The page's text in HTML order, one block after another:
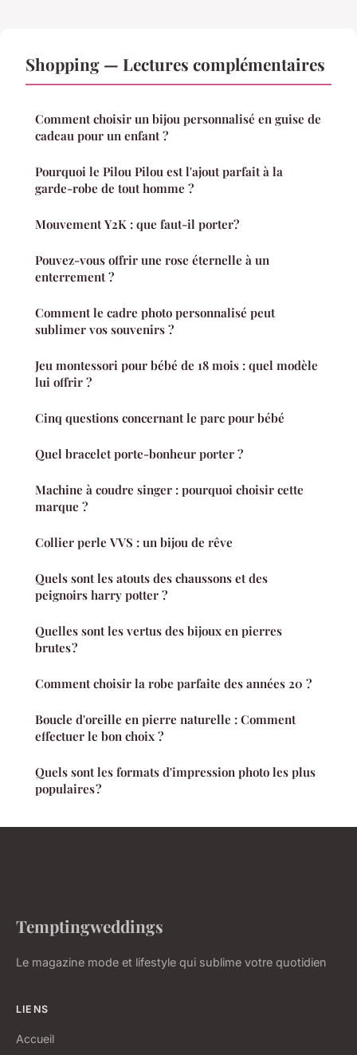
Shopping — Lectures complémentaires
Comment choisir un bijou personnalisé en guise de
cadeau pour un enfant ?
Pourquoi le Pilou Pilou est l'ajout parfait à la
garde-robe de tout homme ?
Mouvement Y2K : que faut-il porter?
Pouvez-vous offrir une rose éternelle à un
enterrement ?
Comment le cadre photo personnalisé peut
sublimer vos souvenirs ?
Jeu montessori pour bébé de 18 mois : quel modèle
lui offrir ?
Cinq questions concernant le parc pour bébé
Quel bracelet porte-bonheur porter ?
Machine à coudre singer : pourquoi choisir cette
marque ?
Collier perle VVS : un bijou de rêve
Quels sont les atouts des chaussons et des
peignoirs harry potter ?
Quelles sont les vertus des bijoux en pierres
brutes ?
Comment choisir la robe parfaite des années 20 ?
Boucle d'oreille en pierre naturelle : Comment
effectuer le bon choix ?
Quels sont les formats d'impression photo les plus
populaires ?
Temptingweddings
Le magazine mode et lifestyle qui sublime votre quotidien
LIENS
Accueil